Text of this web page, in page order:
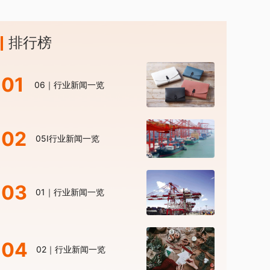
排行榜
01 06｜行业新闻一览
02 05I行业新闻一览
03 01｜行业新闻一览
04 02｜行业新闻一览